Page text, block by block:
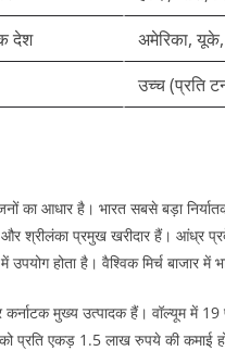
देश
अमेरिका, यूके,
उच्च (प्रति
का आधार है। भारत सबसे बड़ा
श्रीलंका प्रमुख खरीदार हैं। आंध्र
उपयोग होता है। वैश्विक मिर्च बाजार में
मुख्य उत्पादक हैं। वॉल्यूम में 19
प्रति एकड़ 1.5 लाख रुपये की कमाई